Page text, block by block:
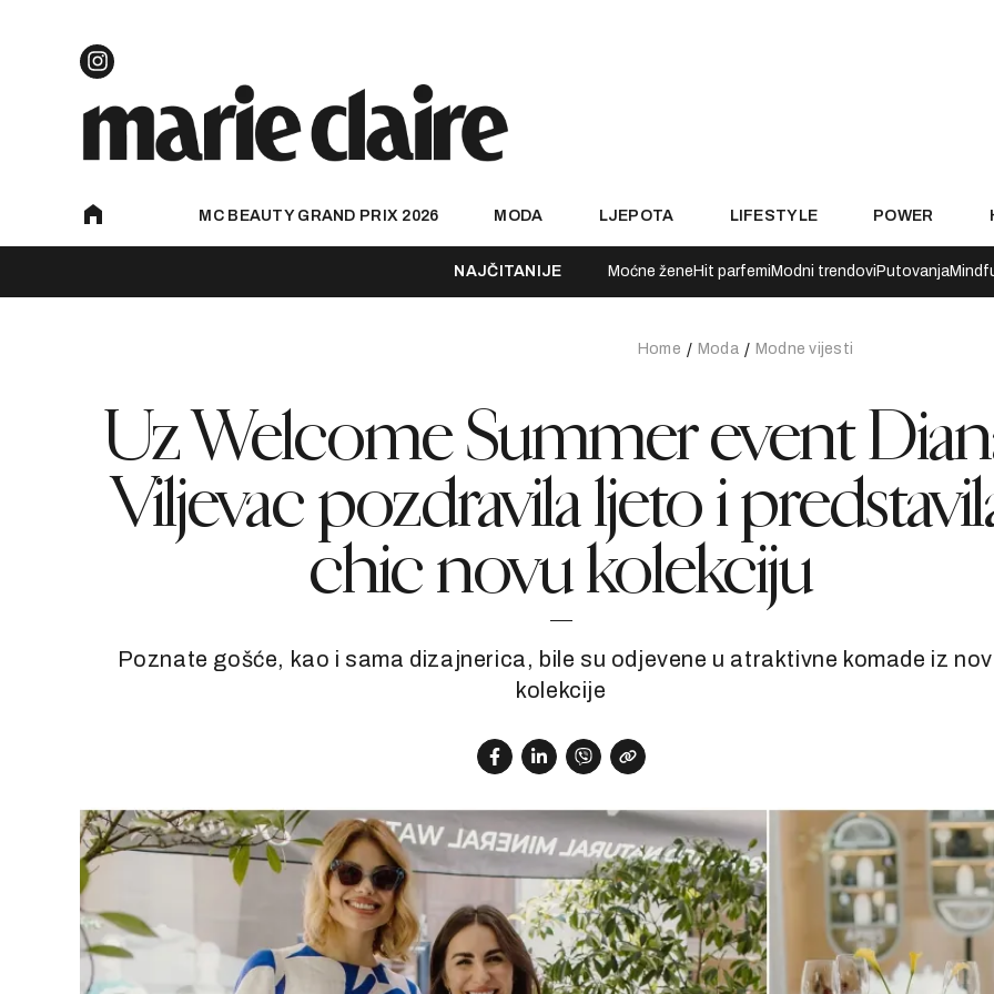
MC BEAUTY GRAND PRIX 2026 MODA LJEPOTA LIFESTYLE POWER
NAJČITANIJE Moćne žene Hit parfemi Modni trendovi Putovanja
Home Moda Modne vijesti
Uz Welcome Summer event
Viljevac pozdravila ljeto i
chic novu kolekciju
Poznate gošće, kao i sama dizajnerica, bile su odjevene u atraktivne komade iz
kolekcije